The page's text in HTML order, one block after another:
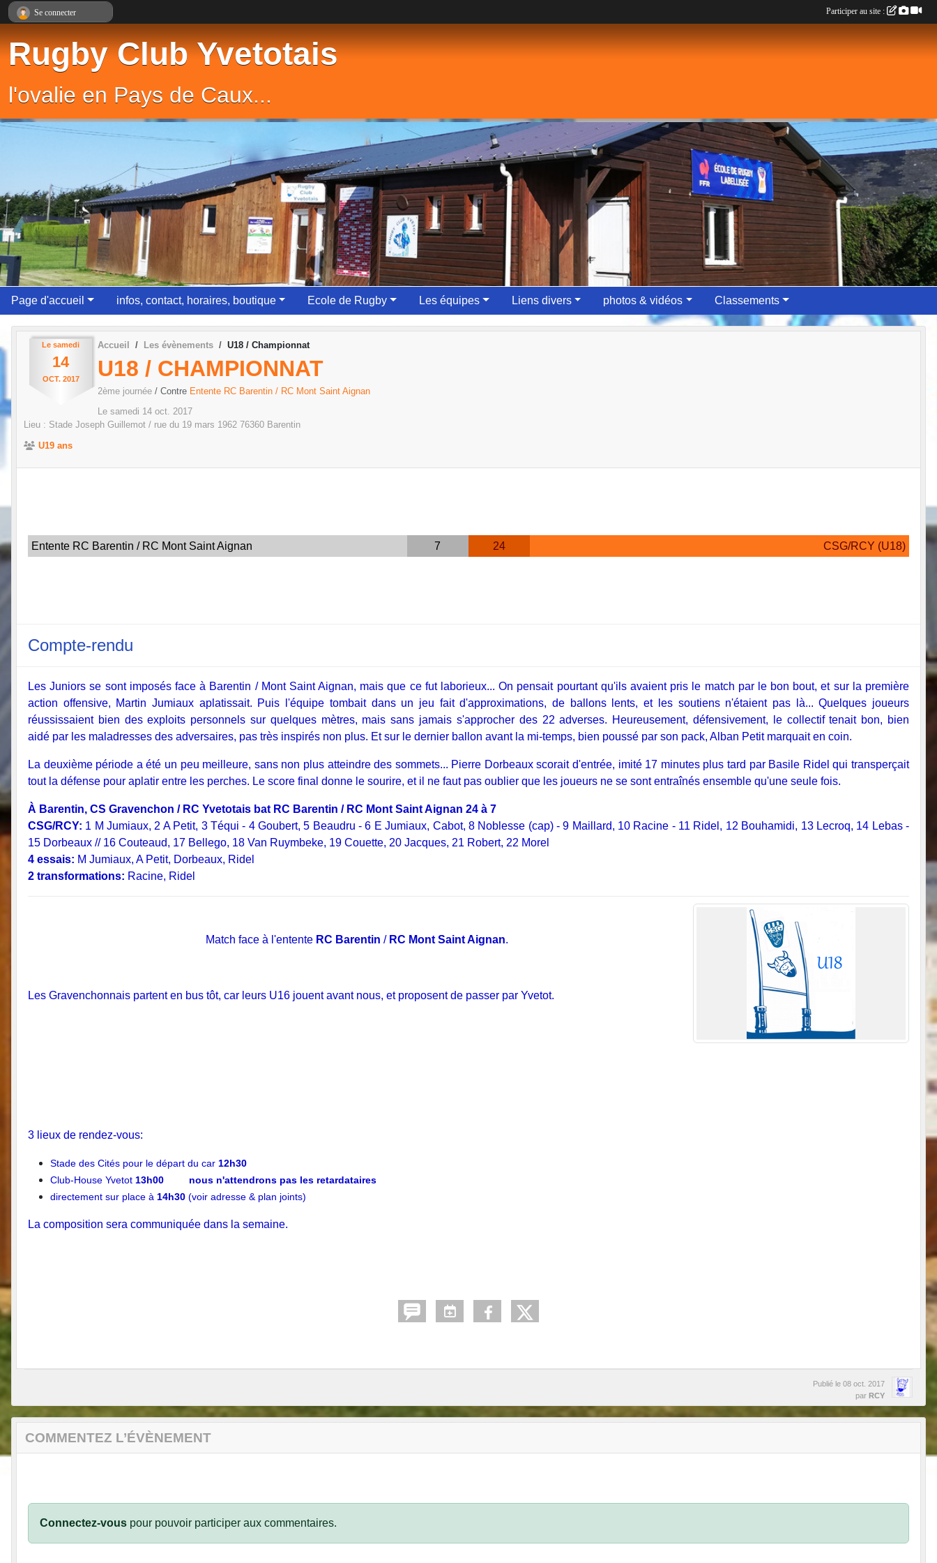
Rugby Club Yvetotais
l'ovalie en Pays de Caux...
Page d'accueil infos, contact, horaires, boutique Ecole de Rugby Les équipes Liens divers photos & vidéos Classements
Le samedi
14
OCT. 2017
Accueil Les évènements U18 / Championnat
U18 / CHAMPIONNAT
2ème journée / Contre Entente RC Barentin / RC Mont Saint Aignan
Le samedi 14 oct. 2017
Lieu : Stade Joseph Guillemot / rue du 19 mars 1962 76360 Barentin
U19 ans
Entente RC Barentin / RC Mont Saint Aignan 7 24 CSG/RCY (U18)
Compte-rendu
Les Juniors se sont imposés face à Barentin / Mont Saint Aignan, mais que ce fut laborieux... On pensait pourtant qu'ils avaient pris le match par le bon bout, et sur la première
action offensive, Martin Jumiaux aplatissait. Puis l'équipe tombait dans un jeu fait d'approximations, de ballons lents, et les soutiens n'étaient pas là... Quelques joueurs
réussissaient bien des exploits personnels sur quelques mètres, mais sans jamais s'approcher des 22 adverses. Heureusement, défensivement, le collectif tenait bon, bien
aidé par les maladresses des adversaires, pas très inspirés non plus. Et sur le dernier ballon avant la mi-temps, bien poussé par son pack, Alban Petit marquait en coin.
La deuxième période a été un peu meilleure, sans non plus atteindre des sommets... Pierre Dorbeaux scorait d'entrée, imité 17 minutes plus tard par Basile Ridel qui transperçait
tout la défense pour aplatir entre les perches. Le score final donne le sourire, et il ne faut pas oublier que les joueurs ne se sont entraînés ensemble qu'une seule fois.
À Barentin, CS Gravenchon / RC Yvetotais bat RC Barentin / RC Mont Saint Aignan 24 à 7
CSG/RCY: 1 M Jumiaux, 2 A Petit, 3 Téqui - 4 Goubert, 5 Beaudru - 6 E Jumiaux, Cabot, 8 Noblesse (cap) - 9 Maillard, 10 Racine - 11 Ridel, 12 Bouhamidi, 13 Lecroq, 14 Lebas -
15 Dorbeaux // 16 Couteaud, 17 Bellego, 18 Van Ruymbeke, 19 Couette, 20 Jacques, 21 Robert, 22 Morel
4 essais: M Jumiaux, A Petit, Dorbeaux, Ridel
2 transformations: Racine, Ridel
Match face à l'entente RC Barentin / RC Mont Saint Aignan.
Les Gravenchonnais partent en bus tôt, car leurs U16 jouent avant nous, et proposent de passer par Yvetot.
3 lieux de rendez-vous:
Stade des Cités pour le départ du car 12h30
Club-House Yvetot 13h00
nous n'attendrons pas les retardataires
directement sur place à 14h30 (voir adresse & plan joints)
La composition sera communiquée dans la semaine.
Publié le 08 oct. 2017
par RCY
COMMENTEZ L’ÉVÈNEMENT
Connectez-vous pour pouvoir participer aux commentaires.
Se connecter Participer au site :
Panneau de gestion des cookies